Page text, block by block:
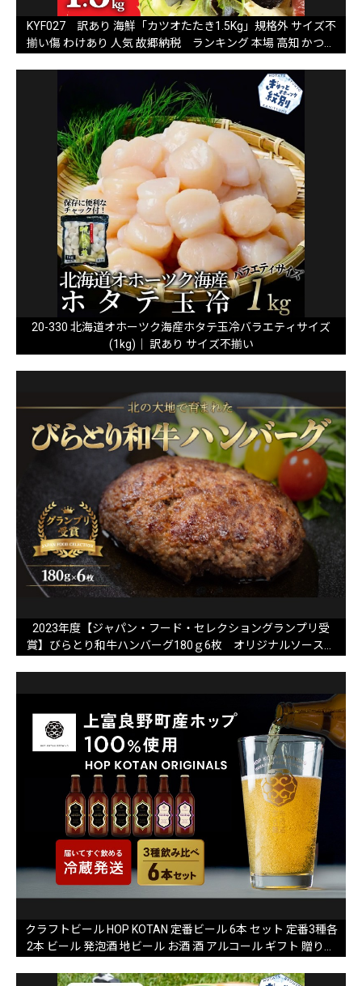
KYF027 訳あり 海鮮「カツオたたき1.5Kg」規格外 サイズ不
揃い傷 わけあり 人気 故郷納税 ランキング 本場 高知 かつお
タタキ【koyofr】【高知県共通返礼品】ギフト 食べ物
20-330 北海道オホーツク海産ホタテ玉冷バラエティサイズ
(1kg)｜ 訳あり サイズ不揃い
2023年度【ジャパン・フード・セレクショングランプリ受
賞】びらとり和牛ハンバーグ180ｇ6枚 オリジナルソース付
クラフトビール HOP KOTAN 定番ビール 6本 セット 定番3種各
2本 ビール 発泡酒 地ビール お酒 酒 アルコール ギフト 贈り物